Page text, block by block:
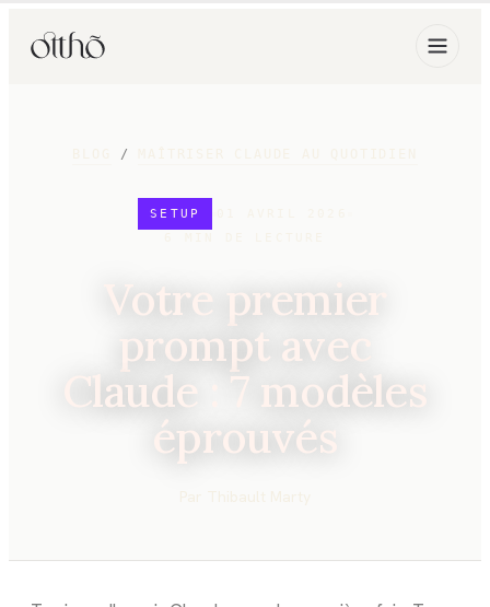
/
SETUP
Votre premier
prompt avec
Claude : 7 modèles
éprouvés